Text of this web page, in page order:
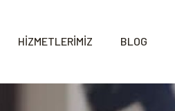
HİZMETLERİMİZ BLOG